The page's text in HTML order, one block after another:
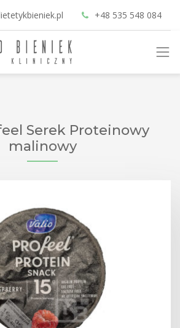
+48 535 548 084
Serek Proteinowy
malinowy